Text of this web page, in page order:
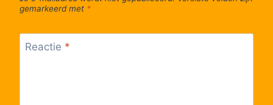
gemarkeerd met *
Reactie *